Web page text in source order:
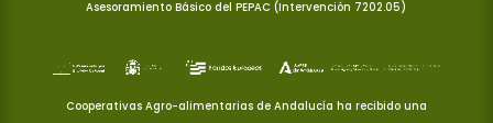
Asesoramiento Básico del PEPAC (Intervención 7202.05)
Cooperativas Agro-alimentarias de Andalucía ha recibido una